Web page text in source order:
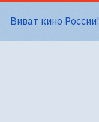
Виват кино России!